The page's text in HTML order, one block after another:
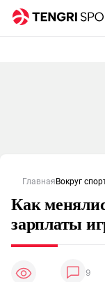
Главная Вокруг
Как
зарплаты
9